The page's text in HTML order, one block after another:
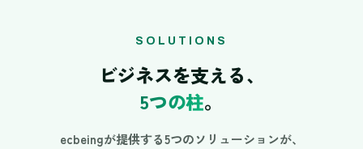
SOLUTIONS
ビジネスを支える、
5つの柱。
ecbeingが提供する5つのソリューションが、